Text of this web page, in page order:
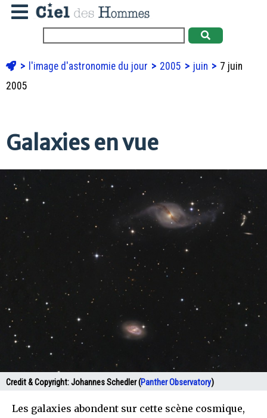
l'image d'astronomie du jour 2005 juin
7 juin
2005
Galaxies en vue
Credit & Copyright:Johannes Schedler (Panther Observatory)
Les galaxies abondent sur cette scène cosmique,